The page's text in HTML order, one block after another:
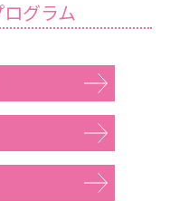
グラム